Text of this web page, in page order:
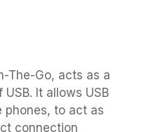
The-Go, acts as a
It allows USB
phones, to act as
connection